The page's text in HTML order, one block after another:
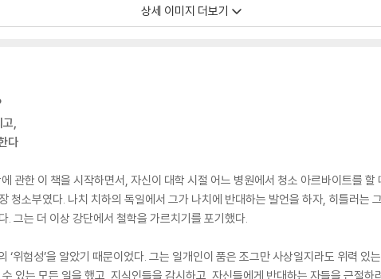
상세 이미지 더보기
고,
다
관한 이 책을 시작하면서, 자신이 대학 시절 어느 병원에서 청소 아르바이트를
청소부였다. 나치 치하의 독일에서 그가 나치에 반대하는 발언을 하자, 히틀러는
그는 더 이상 강단에서 철학을 가르치기를 포기했다.
‘위험성’을 알았기 때문이었다. 그는 일개인이 품은 조그만 사상일지라도 위력 있
있는 모든 일을 했고, 지식인들을 감시하고, 자신들에게 반대하는 자들을 근절하